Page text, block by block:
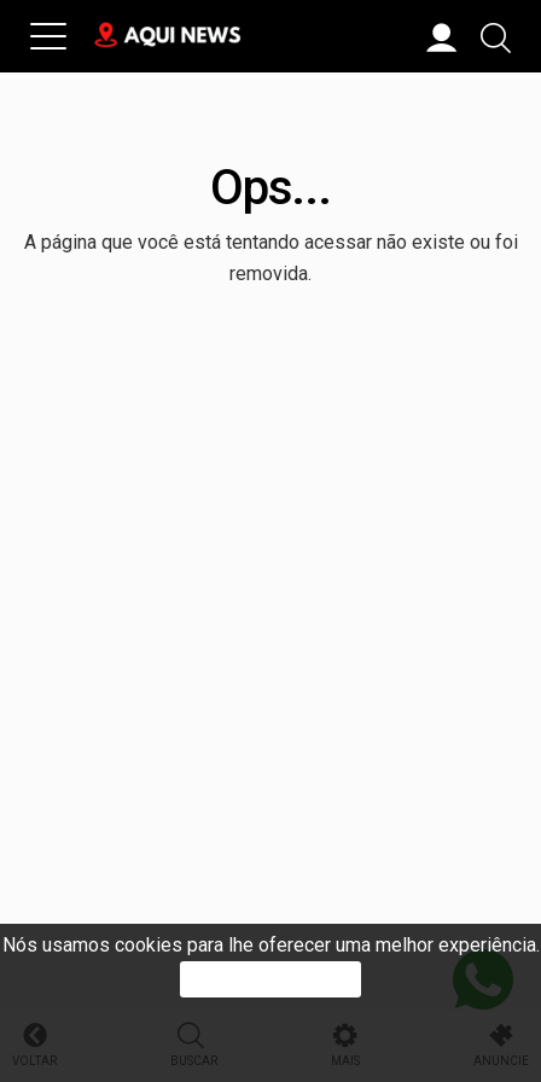
Nós usamos cookies para lhe oferecer uma melhor experiência.
Ops...
A página que você está tentando acessar não existe ou foi
removida.
VOLTAR BUSCAR MAIS ANUNCIE